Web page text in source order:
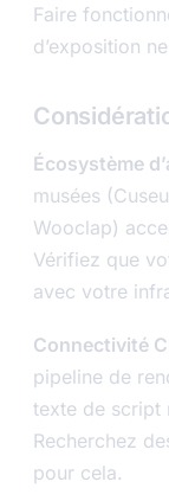
Faire
d’exposition
Écosystème
musées
Wooclap)
Vérifiez que
avec votre
Connectivité
pipeline de
texte de script
Recherchez
pour cela.